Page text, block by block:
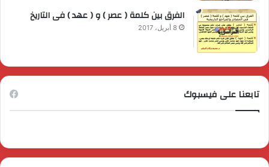
الفرق بين كلمة ( عصر ) و ( عهد ) فى التاريخ
8 أبريل، 2017
تابعنا على فيسبوك